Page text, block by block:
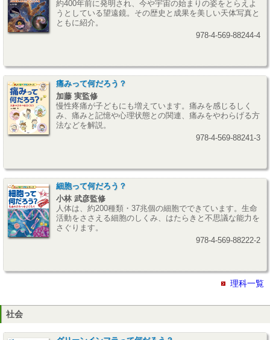
約400年前に発明され、今や宇宙の始まりの姿をとらえよ
うとしている望遠鏡。その歴史と成果を美しい天体写真と
ともに紹介。
978-4-569-88244-4
痛みって何だろう？
加藤 実監修
慢性疼痛が子どもにも増えています。痛みを感じるしく
み、痛みと記憶や心理状態との関連、痛みをやわらげる方
法などを解説。
978-4-569-88241-3
細胞って何だろう？
小林 武彦監修
人体は、約200種類・37兆個の細胞でできています。生命
活動をささえる細胞のしくみ、はたらきと不思議な能力を
さぐります。
978-4-569-88222-2
理科一覧
社会